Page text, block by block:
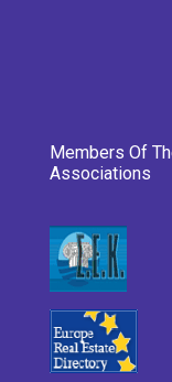
Members Of
Associations